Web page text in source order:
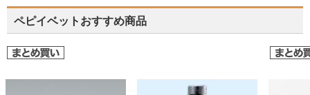
ペピイベットおすすめ商品